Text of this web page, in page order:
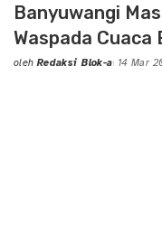
Banyuwangi
Waspada
Posted
oleh Redaksi Blok-a 14 Mar